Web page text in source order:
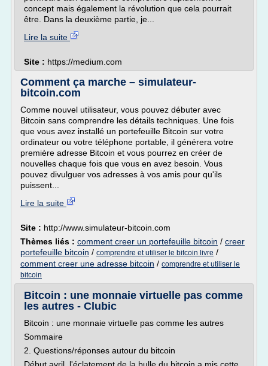
concept mais également la révolution que cela pourrait
être. Dans la deuxième partie, je...
Lire la suite
Site : https://medium.com
Comment ça marche – simulateur-
bitcoin.com
Comme nouvel utilisateur, vous pouvez débuter avec
Bitcoin sans comprendre les détails techniques. Une fois
que vous avez installé un portefeuille Bitcoin sur votre
ordinateur ou votre téléphone portable, il générera votre
première adresse Bitcoin et vous pourrez en créer de
nouvelles chaque fois que vous en avez besoin. Vous
pouvez divulguer vos adresses à vos amis pour qu'ils
puissent...
Lire la suite
Site : http://www.simulateur-bitcoin.com
Thèmes liés : comment creer un portefeuille bitcoin / creer
portefeuille bitcoin / comprendre et utiliser le bitcoin livre /
comment creer une adresse bitcoin / comprendre et utiliser le
bitcoin
Bitcoin : une monnaie virtuelle pas comme
les autres - Clubic
Bitcoin : une monnaie virtuelle pas comme les autres
Sommaire
2. Questions/réponses autour du bitcoin